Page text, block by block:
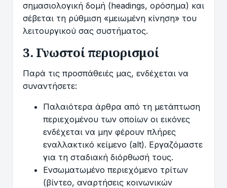
σημασιολογική δομή (headings, ορόσημα) και
σέβεται τη ρύθμιση «μειωμένη κίνηση» του
λειτουργικού σας συστήματος.
3. Γνωστοί περιορισμοί
Παρά τις προσπάθειές μας, ενδέχεται να
συναντήσετε:
Παλαιότερα άρθρα από τη μετάπτωση
περιεχομένου των οποίων οι εικόνες
ενδέχεται να μην φέρουν πλήρες
εναλλακτικό κείμενο (alt). Εργαζόμαστε
για τη σταδιακή διόρθωσή τους.
Ενσωματωμένο περιεχόμενο τρίτων
(βίντεο, αναρτήσεις κοινωνικών